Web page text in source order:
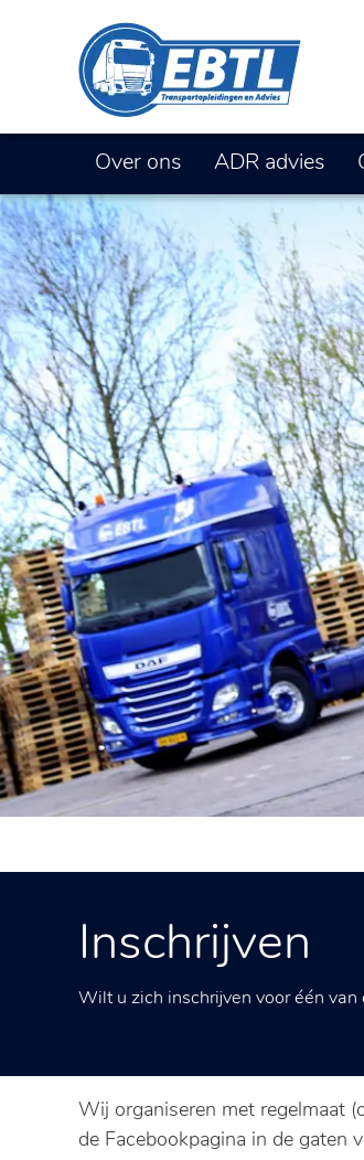
Over ons ADR advies
Inschrijven
Wilt u zich inschrijven voor één
Wij organiseren met regelmaat
de Facebookpagina in de gaten